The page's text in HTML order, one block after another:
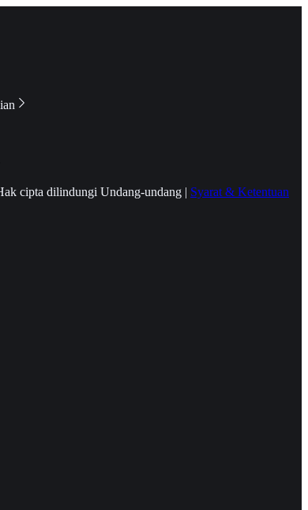
cipta dilindungi Undang-undang | Syarat & Ketentuan